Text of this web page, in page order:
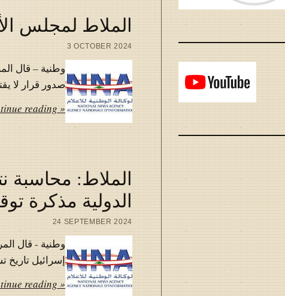
الملاط لمجلس
3 OCTOBER 2024
وطنية – قال
صدور قرار لا
reading »
الملاط: محاسبة
الدولية مذكرة
24 SEPTEMBER 2024
وطنية - قال
إسرائيل تاريخ
reading »